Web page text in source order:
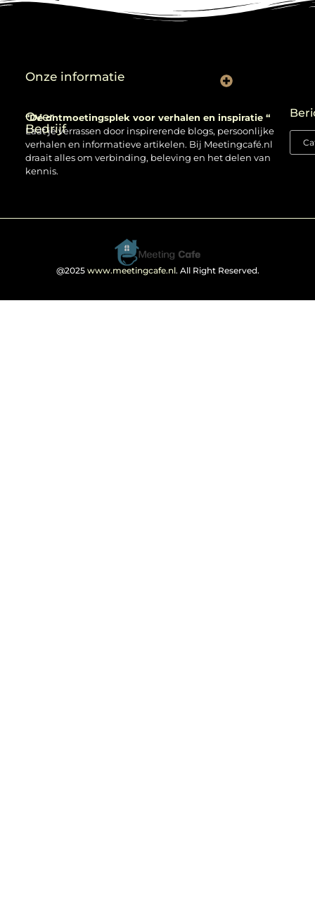
Over
Bedrijf
“Dé ontmoetingsplek voor verhalen en inspiratie “
Laat je verrassen door inspirerende blogs, persoonlijke
verhalen en informatieve artikelen. Bij Meetingcafé.nl
draait alles om verbinding, beleving en het delen van
kennis.
Onze informatie
@2025 www.meetingcafe.nl. All Right Reserved.